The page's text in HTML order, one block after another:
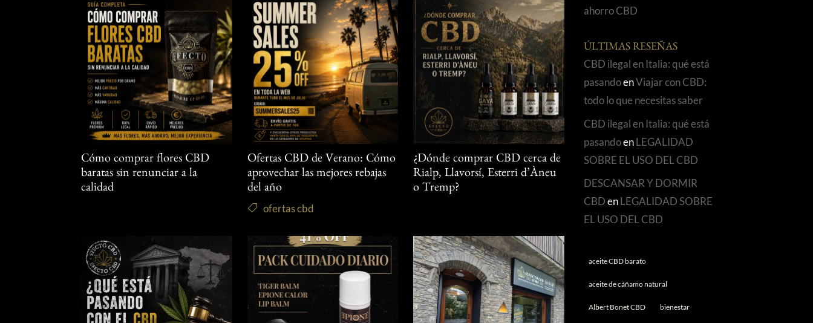
Cómo comprar flores CBD
baratas sin renunciar a la
calidad
Ofertas CBD de Verano: Cómo
aprovechar las mejores rebajas
del año
ofertas cbd
¿Dónde comprar CBD cerca de
Rialp, Llavorsí, Esterri d’Àneu
o Tremp?
ahorro CBD
ÚLTIMAS RESEÑAS
CBD ilegal en Italia: qué está
pasandoenViajar con CBD:
todo lo que necesitas saber
CBD ilegal en Italia: qué está
pasandoenLEGALIDAD
SOBRE EL USO DEL CBD
DESCANSAR Y DORMIR
CBDenLEGALIDAD SOBRE
EL USO DEL CBD
aceite CBD barato
aceite de cáñamo natural
Albert Bonet CBD bienestar